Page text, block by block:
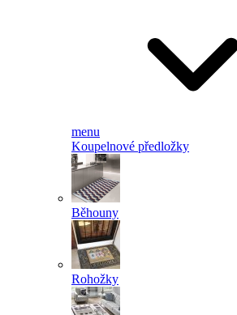
menu
Koupelnové předložky
Běhouny
Rohožky